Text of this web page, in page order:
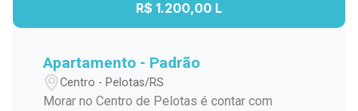
R$ 1.200,00 L
Apartamento - Padrão
Centro - Pelotas/RS
Morar no Centro de Pelotas é contar com